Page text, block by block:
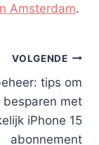
Amsterdam.
VOLGENDE
tips om
besparen met
iPhone 15
abonnement